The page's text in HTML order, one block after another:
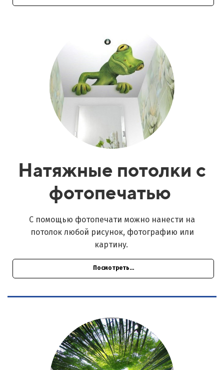
Натяжные потолки с
фотопечатью
С помощью фотопечати можно нанести на
потолок любой рисунок, фотографию или
картину.
Посмотреть...